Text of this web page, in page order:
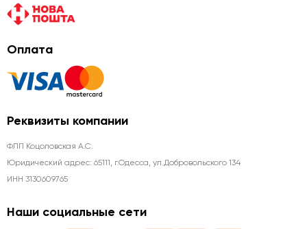
Оплата
Реквизиты компании
ФЛП Коцоловская А.С.
Юридический адрес: 65111, г.Одесса, ул.Добровольского 134
ИНН 3130609765
Наши социальные сети